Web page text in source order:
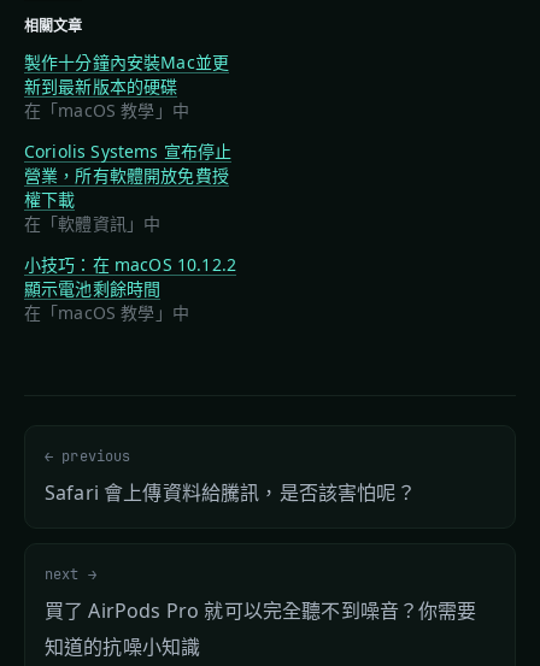
相關文章
製作十分鐘內安裝Mac並更
新到最新版本的硬碟
在「macOS 教學」中
Coriolis Systems 宣布停止
營業，所有軟體開放免費授
權下載
在「軟體資訊」中
小技巧：在 macOS 10.12.2
顯示電池剩餘時間
在「macOS 教學」中
← previous
Safari 會上傳資料給騰訊，是否該害怕呢？
next →
買了 AirPods Pro 就可以完全聽不到噪音？你需要
知道的抗噪小知識